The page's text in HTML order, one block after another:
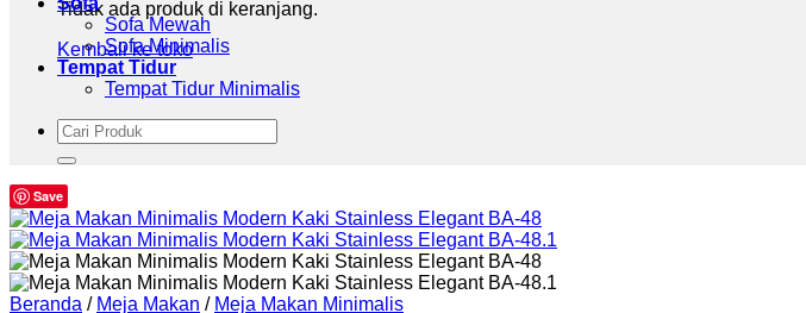
Tidak ada produk di keranjang.
Kembali ke toko
Sofa Mewah
Sofa Minimalis
Tempat Tidur
Tempat Tidur Minimalis
Pencarian
untuk:
Save
Beranda / Meja Makan / Meja Makan Minimalis